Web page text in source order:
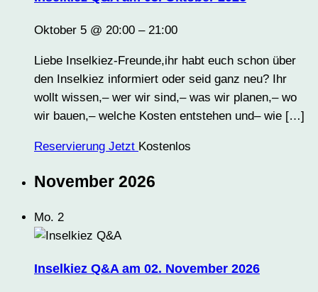
Oktober 5 @ 20:00 – 21:00
Liebe Inselkiez-Freunde,ihr habt euch schon über
den Inselkiez informiert oder seid ganz neu? Ihr
wollt wissen,– wer wir sind,– was wir planen,– wo
wir bauen,– welche Kosten entstehen und– wie […]
Reservierung Jetzt Kostenlos
November 2026
Mo. 2
Inselkiez Q&A am 02. November 2026